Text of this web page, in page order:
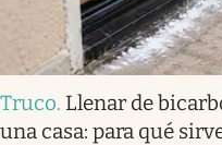
Truco. Llenar de
una casa: para qué